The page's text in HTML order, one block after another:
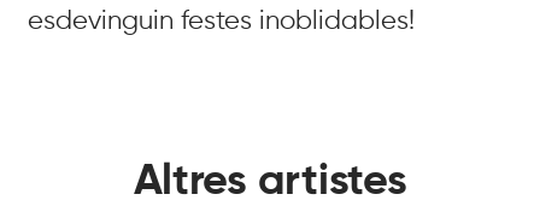
esdevinguin festes inoblidables!
Altres artistes